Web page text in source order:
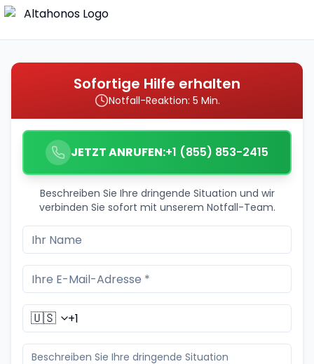
Sofortige Hilfe erhalten
Notfall-Reaktion: 5 Min.
JETZT ANRUFEN:+1 (855) 853-2415
Beschreiben Sie Ihre dringende Situation und wir
verbinden Sie sofort mit unserem Notfall-Team.
🇺🇸